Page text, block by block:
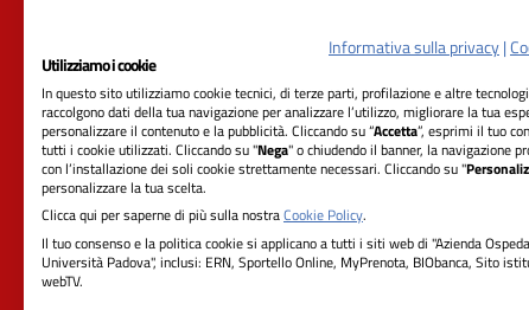
RIFERIMENTI
Azienda Ospedale-Università Padova
Sede Legale:
Informativa sulla privacy|
Utilizziamo i cookie
In questo sito utilizziamo cookie tecnici, di terze parti, profilazione e altre
raccolgono dati della tua navigazione per analizzare l’utilizzo, migliorare la tua
personalizzare il contenuto e la pubblicità. Cliccando su “Accetta”, esprimi il tuo
tutti i cookie utilizzati. Cliccando su "Nega" o chiudendo il banner, la navigazione
con l’installazione dei soli cookie strettamente necessari. Cliccando su "
personalizzare la tua scelta.
Clicca qui per saperne di più sulla nostraCookie Policy.
Il tuo consenso e la politica cookie si applicano a tutti i siti web di "Azienda
Università Padova", inclusi: ERN, Sportello Online, MyPrenota, BIObanca, Sito
webTV.